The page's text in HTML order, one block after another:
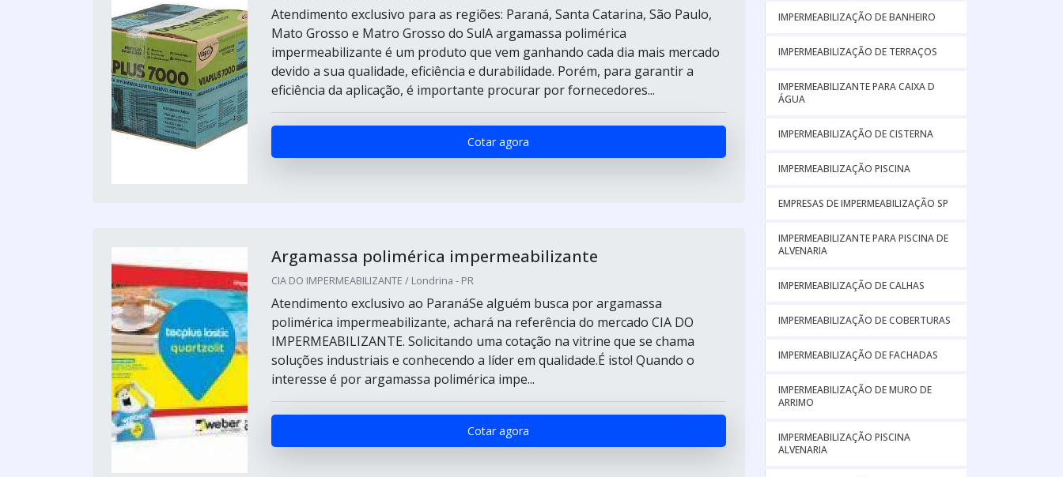
Atendimento exclusivo para as regiões: Paraná, Santa Catarina, São Paulo,
Mato Grosso e Matro Grosso do SulA argamassa polimérica
impermeabilizante é um produto que vem ganhando cada dia mais mercado
devido a sua qualidade, eficiência e durabilidade. Porém, para garantir a
eficiência da aplicação, é importante procurar por fornecedores...
Cotar agora
Argamassa polimérica impermeabilizante
CIA DO IMPERMEABILIZANTE / Londrina - PR
Atendimento exclusivo ao ParanáSe alguém busca por argamassa
polimérica impermeabilizante, achará na referência do mercado CIA DO
IMPERMEABILIZANTE. Solicitando uma cotação na vitrine que se chama
soluções industriais e conhecendo a líder em qualidade.É isto! Quando o
interesse é por argamassa polimérica impe...
Cotar agora
IMPERMEABILIZAÇÃO DE BANHEIRO
IMPERMEABILIZAÇÃO DE TERRAÇOS
IMPERMEABILIZANTE PARA CAIXA D
ÁGUA
IMPERMEABILIZAÇÃO DE CISTERNA
IMPERMEABILIZAÇÃO PISCINA
EMPRESAS DE IMPERMEABILIZAÇÃO SP
IMPERMEABILIZANTE PARA PISCINA DE
ALVENARIA
IMPERMEABILIZAÇÃO DE CALHAS
IMPERMEABILIZAÇÃO DE COBERTURAS
IMPERMEABILIZAÇÃO DE FACHADAS
IMPERMEABILIZAÇÃO DE MURO DE
ARRIMO
IMPERMEABILIZAÇÃO PISCINA
ALVENARIA